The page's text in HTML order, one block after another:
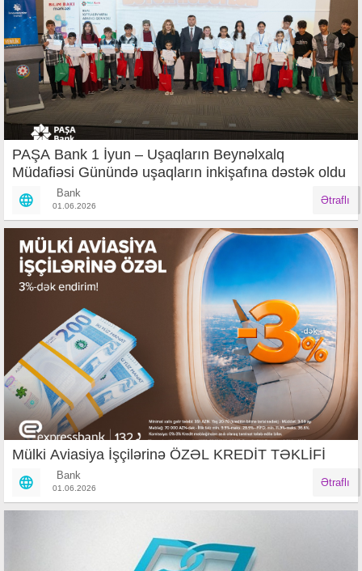
PAŞA Bank 1 İyun – Uşaqların Beynəlxalq
Müdafiəsi Günündə uşaqların inkişafına dəstək oldu
Bank
01.06.2026 Ətraflı
Mülki Aviasiya İşçilərinə ÖZƏL KREDİT TƏKLİFİ
Bank
01.06.2026 Ətraflı